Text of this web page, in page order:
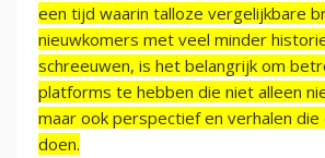
een tijd waarin talloze vergelijkbare
nieuwkomers met veel minder
schreeuwen, is het belangrijk om
platforms te hebben die niet alleen
maar ook perspectief en verhalen
doen.